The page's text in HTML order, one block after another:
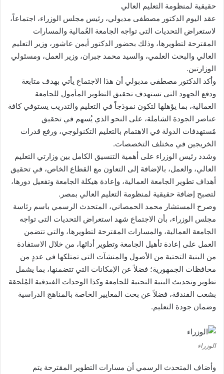
حقيقية لمنظومة التعليم العالي
عقد اليوم الدكتور مصطفى مدبولي، رئيس مجلس الوزراء، اجتماعاً،
لاستعراض التحديات التى تواجه الجامعة العُمالية والمسارات
المقترحة لتطويرها، وذلك بحضور الدكتور أيمن عاشور، وزير التعليم
العالي والبحث العلمي، والسيد محمد جبران، وزير العمل، ومسئولي
الوزارتين.
وأكد الدكتور مصطفى مدبولي أن هذا الاجتماع يأتي بهدف متابعة
ودفع الجهود التي تستهدف تحقيق التطوير المأمول للجامعة
العمالية، بما يؤهلها لتكون نموذجاً في التعليم والتدريب يستوفي كافة
عناصر الجودة الشاملة، على النحو الذي يُسهم في تحقيق
مُستهدفات الدولة في الاهتمام بالتعليم التكنولوجي، ورفع قدرات
الخريجين في مختلف التخصصات.
وشدد رئيس الوزراء على أهمية التنسيق الكامل بين وزارتي التعليم
العالي، والعمل، بالإضافة إلى التعاون مع القطاع الخاص، في تحقيق
أهداف تطوير الجامعة العمالية، وإعادة هيكلة الجامعة وتفعيل دورها،
لتصبح إضافة حقيقية لمنظومة التعليم العالي بمصر.
وصرح المستشار محمد الحمصاني، المتحدث الرسمي باسم رئاسة
مجلس الوزراء، بأن الاجتماع شهد استعراض التحديات التى تواجه
الجامعة العمالية، والمسارات المقترحة لتطويرها، والتي تتضمن
العمل على إعادة تأهيل الجامعة وتطوير أدائها، من خلال الاستفادة
من البنية التحتية من الأصول والمنشآت التي تمتلكها في عددٍ من
محافظات الجمهورية؛ فضلاً عن الإمكانات التي تتضمنها، بما يشمل
تطوير وتحديث البنية التحتية للجامعة وكذا الوحدات الفندقية المُلحقة
بشعب الفندقة، فضلاً عن بحث المعايير الخاصة بالمناهج الدراسية
وضمان جودة التعليم.
الوزراء
وأضاف المتحدث الرسمي أن مسارات التطوير المقترحة يتم